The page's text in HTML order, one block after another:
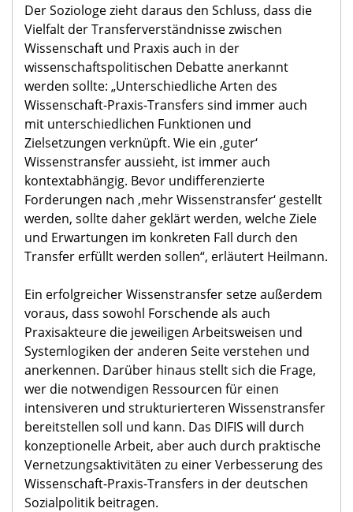
Der Soziologe zieht daraus den Schluss, dass die
Vielfalt der Transferverständnisse zwischen
Wissenschaft und Praxis auch in der
wissenschaftspolitischen Debatte anerkannt
werden sollte: „Unterschiedliche Arten des
Wissenschaft-Praxis-Transfers sind immer auch
mit unterschiedlichen Funktionen und
Zielsetzungen verknüpft. Wie ein ‚guter‘
Wissenstransfer aussieht, ist immer auch
kontextabhängig. Bevor undifferenzierte
Forderungen nach ‚mehr Wissenstransfer‘ gestellt
werden, sollte daher geklärt werden, welche Ziele
und Erwartungen im konkreten Fall durch den
Transfer erfüllt werden sollen“, erläutert Heilmann.
Ein erfolgreicher Wissenstransfer setze außerdem
voraus, dass sowohl Forschende als auch
Praxisakteure die jeweiligen Arbeitsweisen und
Systemlogiken der anderen Seite verstehen und
anerkennen. Darüber hinaus stellt sich die Frage,
wer die notwendigen Ressourcen für einen
intensiveren und strukturierteren Wissenstransfer
bereitstellen soll und kann. Das DIFIS will durch
konzeptionelle Arbeit, aber auch durch praktische
Vernetzungsaktivitäten zu einer Verbesserung des
Wissenschaft-Praxis-Transfers in der deutschen
Sozialpolitik beitragen.